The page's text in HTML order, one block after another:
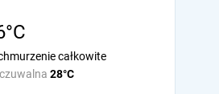
28°C
całkowite